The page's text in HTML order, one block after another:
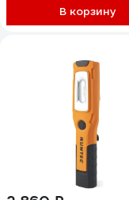
В корзину